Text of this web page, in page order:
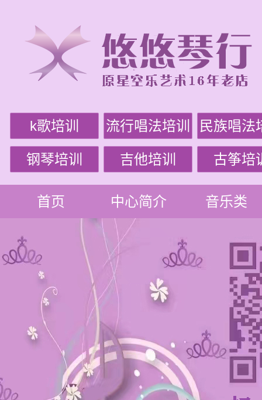
k歌培训 流行唱法培训 民族唱法
钢琴培训 吉他培训 古筝培
首页 中心简介 音乐类